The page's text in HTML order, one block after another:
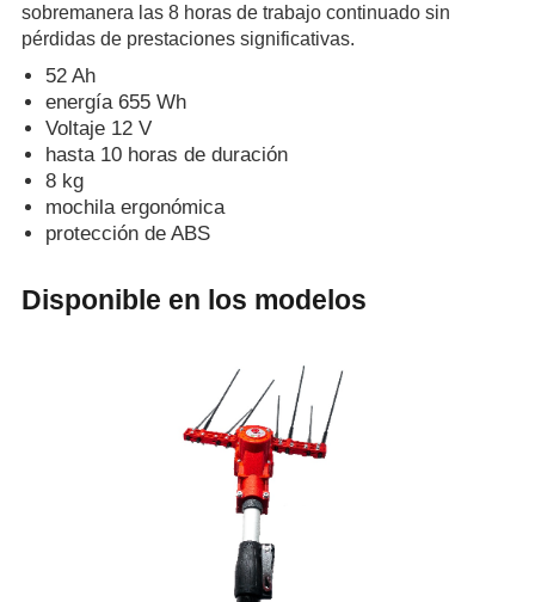
sobremanera las 8 horas de trabajo continuado sin
pérdidas de prestaciones significativas.
52 Ah
energía 655 Wh
Voltaje 12 V
hasta 10 horas de duración
8 kg
mochila ergonómica
protección de ABS
Disponible en los modelos